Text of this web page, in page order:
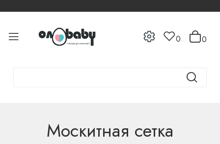
0 0
Москитная сетка